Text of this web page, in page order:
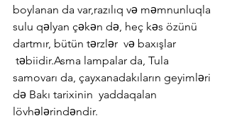
boylanan da var,razılıq və məmnunluqla
sulu qəlyan çəkən də, heç kəs özünü
dartmır, bütün tərzlər  və baxışlar
təbiidir.Asma lampalar da, Tula
samovarı da, çayxanadakıların geyimləri
də Bakı tarixinin  yaddaqalan
lövhələrindəndir.